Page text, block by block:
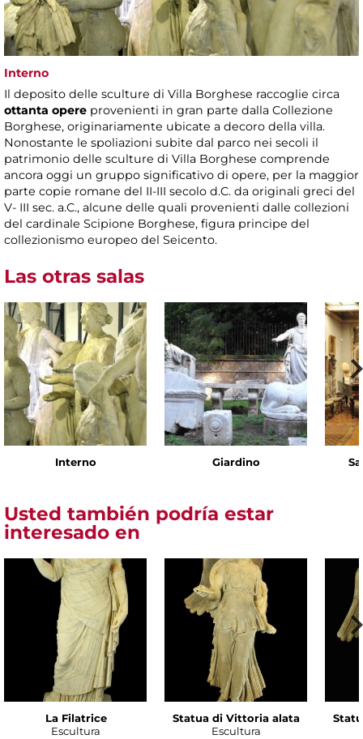
Interno
Il deposito delle sculture di Villa Borghese raccoglie circa
ottanta opere provenienti in gran parte dalla Collezione
Borghese, originariamente ubicate a decoro della villa.
Nonostante le spoliazioni subite dal parco nei secoli il
patrimonio delle sculture di Villa Borghese comprende
ancora oggi un gruppo significativo di opere, per la maggior
parte copie romane del II-III secolo d.C. da originali greci del
V- III sec. a.C., alcune delle quali provenienti dalle collezioni
del cardinale Scipione Borghese, figura principe del
collezionismo europeo del Seicento.
Las otras salas
Interno Giardino
Usted también podría estar
interesado en
La Filatrice
Escultura
Statua di Vittoria alata
Escultura